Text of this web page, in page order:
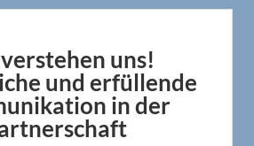
uns!
und erfüllende
in der